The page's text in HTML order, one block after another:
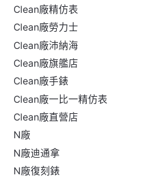
Clean廠精仿表
Clean廠勞力士
Clean廠沛納海
Clean廠旗艦店
Clean廠手錶
Clean廠一比一精仿表
Clean廠直營店
N廠
N廠迪通拿
N廠復刻錶